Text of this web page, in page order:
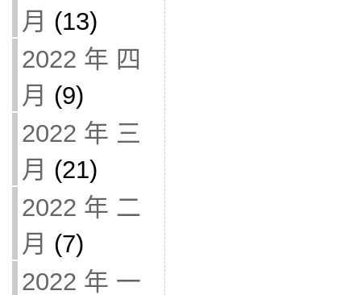
月 (13)
2022 年 四
月 (9)
2022 年 三
月 (21)
2022 年 二
月 (7)
2022 年 一